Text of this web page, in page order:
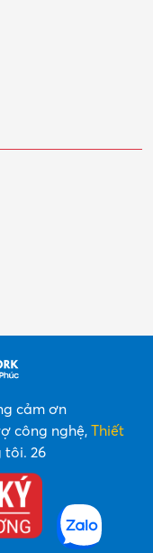
cảm ơn
công nghệ, Thiết
tôi. 26